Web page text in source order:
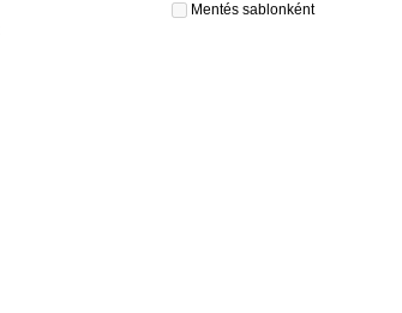
Mentés sablonként